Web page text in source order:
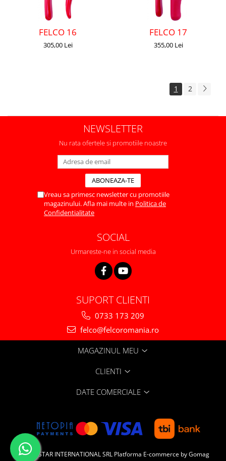
FELCO 16
305,00 Lei
FELCO 17
355,00 Lei
1 2
NEWSLETTER
Nu rata ofertele si promotiile noastre
Vreau sa primesc newsletter cu promotiile
magazinului. Afla mai multe in Politica de
Confidentialitate
SOCIAL
Urmareste-ne in social media
SUPORT CLIENTI
0733 173 209
felco@felcoromania.ro
MAGAZINUL MEU
CLIENTI
DATE COMERCIALE
DIALEX STAR INTERNATIONAL SRL Platforma E-commerce by Gomag